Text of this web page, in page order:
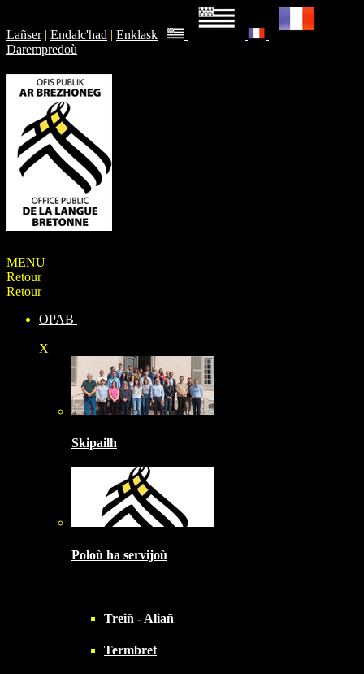
Lañser | Endalc'had | Enklask |
Darempredoù
MENU
Retour
Retour
OPAB
X
Skipailh
Poloù ha servijoù
Treiñ - Aliañ
Termbret